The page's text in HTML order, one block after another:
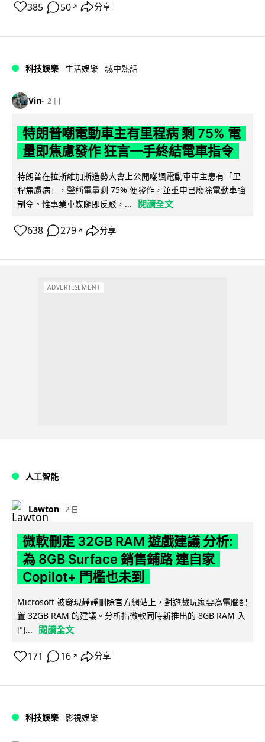
385 50 ↗ 分享
科技娛樂 生活娛樂 城中熱話
Vin 2 日
特朗普嘲電動車主有里程病 剩 75% 電
量即焦慮發作 狂言一手終結電車指令
特朗普在拉斯維加斯造勢大會上公開嘲諷電動車車主患有「里
程焦慮病」，聲稱電量剩 75% 便發作，並重申已廢除電動車強
制令。惟專業車媒隨即反駁，...
閱讀全文
638 279 ↗ 分享
ADVERTISEMENT
人工智能
Lawton 2 日
微軟刪走 32GB RAM 遊戲建議 分析:
為 8GB Surface 銷售鋪路 連自家
Copilot+ 門檻也未到
Microsoft 被發現靜靜刪除官方網站上，對遊戲玩家要為電腦配
置 32GB RAM 的建議。分析指微軟同時新推出的 8GB RAM 入
門...
閱讀全文
171 16 ↗ 分享
科技娛樂 影視娛樂